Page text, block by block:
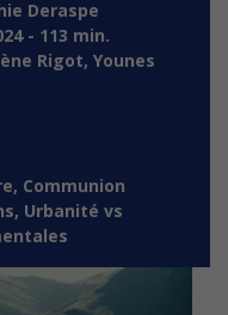
Deraspe
- 113 min.
Rigot, Younes
Communion
Urbanité vs